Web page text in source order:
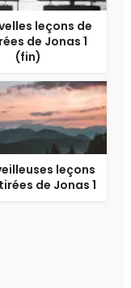
leçons de
de Jonas 1
(fin)
leçons
de Jonas 1